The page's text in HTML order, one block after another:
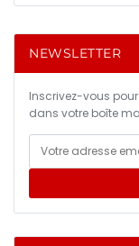
NEWSLETTER
Inscrivez-vous
dans votre boîte